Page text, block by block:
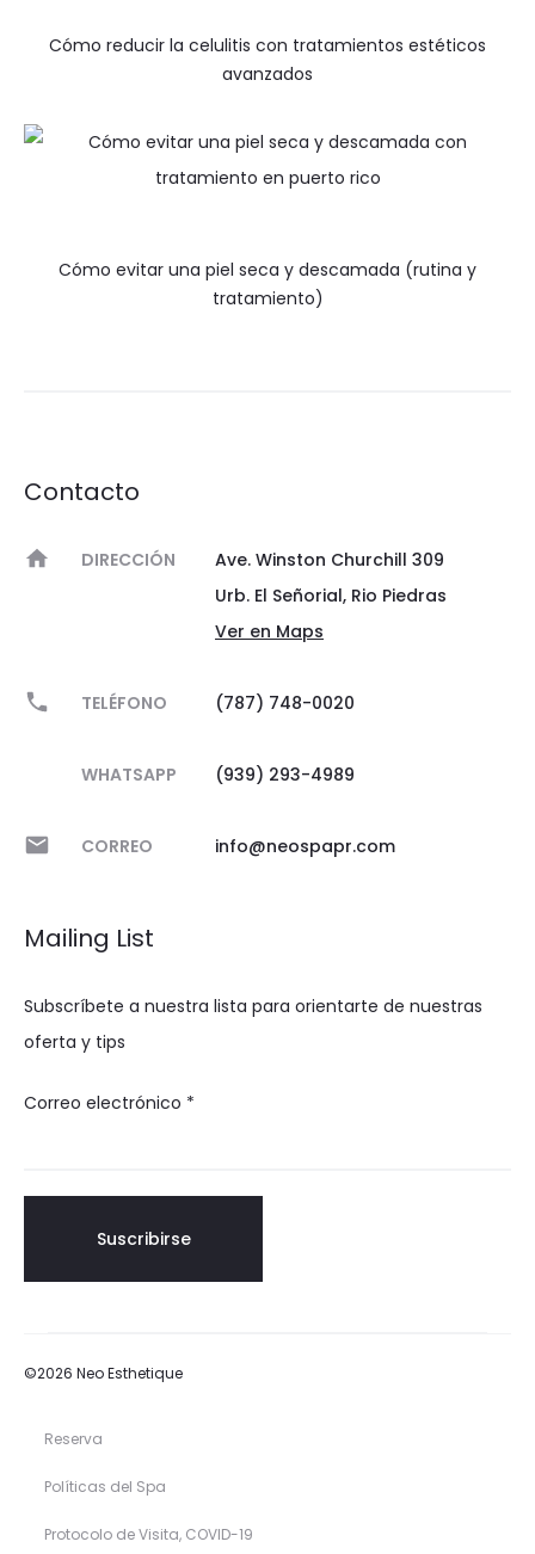
Cómo reducir la celulitis con tratamientos estéticos
avanzados
Cómo evitar una piel seca y descamada (rutina y
tratamiento)
Contacto
DIRECCIÓN
Ave. Winston Churchill 309
Urb. El Señorial, Rio Piedras
Ver en Maps
TELÉFONO (787) 748-0020
WHATSAPP (939) 293-4989
CORREO info@neospapr.com
Mailing List
Subscríbete a nuestra lista para orientarte de nuestras
oferta y tips
Correo electrónico *
©2026 Neo Esthetique
Reserva
Políticas del Spa
Protocolo de Visita, COVID-19